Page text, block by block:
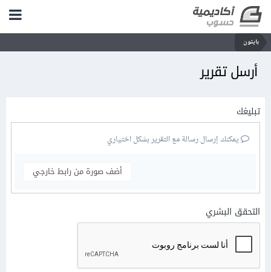
بايثون
أرسل تقرير
تبليغك
يمكنك إرسال رسالة مع التقرير بشكل اختياري
أضف صورة من رابط خارجي
التحقق البشري